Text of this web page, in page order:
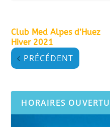
Club Med Alpes d’Huez
Hiver 2021
PRÉCÉDENT
HORAIRES